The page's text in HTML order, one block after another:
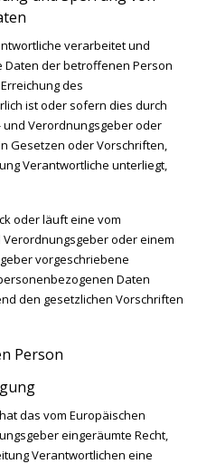
verarbeitet und
der betroffenen Person
des
ist oder sofern dies durch
und Verordnungsgeber oder
Gesetzen oder Vorschriften,
Verantwortliche unterliegt,
oder läuft eine vom
oder einem
vorgeschriebene
Daten
den gesetzlichen Vorschriften
Person
das vom Europäischen
eingeräumte Recht,
Verantwortlichen eine